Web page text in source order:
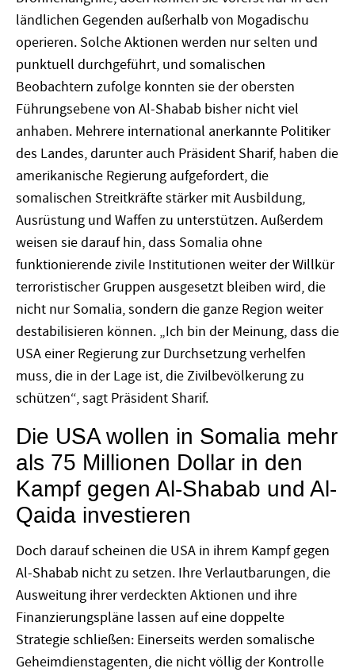
ländlichen Gegenden außerhalb von Mogadischu
operieren. Solche Aktionen werden nur selten und
punktuell durchgeführt, und somalischen
Beobachtern zufolge konnten sie der obersten
Führungsebene von Al-Shabab bisher nicht viel
anhaben. Mehrere international anerkannte Politiker
des Landes, darunter auch Präsident Sharif, haben die
amerikanische Regierung aufgefordert, die
somalischen Streitkräfte stärker mit Ausbildung,
Ausrüstung und Waffen zu unterstützen. Außerdem
weisen sie darauf hin, dass Somalia ohne
funktionierende zivile Institutionen weiter der Willkür
terroristischer Gruppen ausgesetzt bleiben wird, die
nicht nur Somalia, sondern die ganze Region weiter
destabilisieren können. „Ich bin der Meinung, dass die
USA einer Regierung zur Durchsetzung verhelfen
muss, die in der Lage ist, die Zivilbevölkerung zu
schützen“, sagt Präsident Sharif.
Die USA wollen in Somalia mehr
als 75 Millionen Dollar in den
Kampf gegen Al-Shabab und Al-
Qaida investieren
Doch darauf scheinen die USA in ihrem Kampf gegen
Al-Shabab nicht zu setzen. Ihre Verlautbarungen, die
Ausweitung ihrer verdeckten Aktionen und ihre
Finanzierungspläne lassen auf eine doppelte
Strategie schließen: Einerseits werden somalische
Geheimdienstagenten, die nicht völlig der Kontrolle